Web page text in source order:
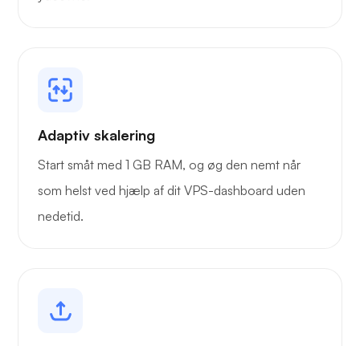
Adaptiv skalering
Start småt med 1 GB RAM, og øg den nemt når
som helst ved hjælp af dit VPS-dashboard uden
nedetid.